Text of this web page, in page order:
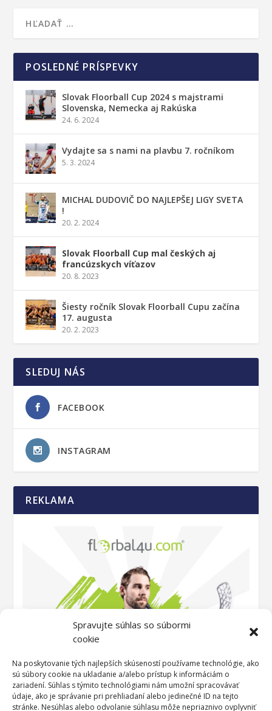
Spravujte súhlas so súbormi
cookie
Na poskytovanie tých najlepších skúseností používame technológie, ako
sú súbory cookie na ukladanie a/alebo prístup k informáciám o
zariadení. Súhlas s týmito technológiami nám umožní spracovávať
údaje, ako je správanie pri prehliadaní alebo jedinečné ID na tejto
stránke. Nesúhlas alebo odvolanie súhlasu môže nepriaznivo ovplyvniť
POSLEDNÉ PRÍSPEVKY
Slovak Floorball Cup 2024 s majstrami
Slovenska, Nemecka aj Rakúska
24. 6. 2024
Vydajte sa s nami na plavbu 7. ročníkom
5. 3. 2024
MICHAL DUDOVIČ DO NAJLEPŠEJ LIGY SVETA
!
20. 2. 2024
Slovak Floorball Cup mal českých aj
francúzskych víťazov
20. 8. 2023
Šiesty ročník Slovak Floorball Cupu začína
17. augusta
20. 2. 2023
SLEDUJ NÁS
FACEBOOK
INSTAGRAM
REKLAMA